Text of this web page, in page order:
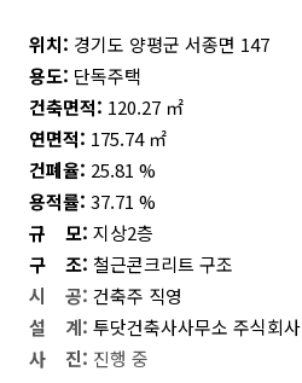
위치: 경기도 양평군 서종면 147
용도: 단독주택
건축면적: 120.27 ㎡
연면적: 175.74 ㎡
건폐율: 25.81 %
용적률: 37.71 %
규 모: 지상2층
구 조: 철근콘크리트 구조
시 공: 건축주 직영
설 계: 투닷건축사사무소 주식회사
사 진: 진행 중